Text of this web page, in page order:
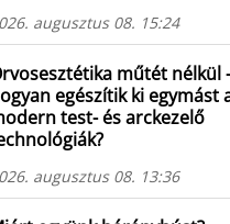
augusztus 08. 15:24
műtét nélkül
egészítik ki egymást
test- és arckezelő
augusztus 08. 13:36